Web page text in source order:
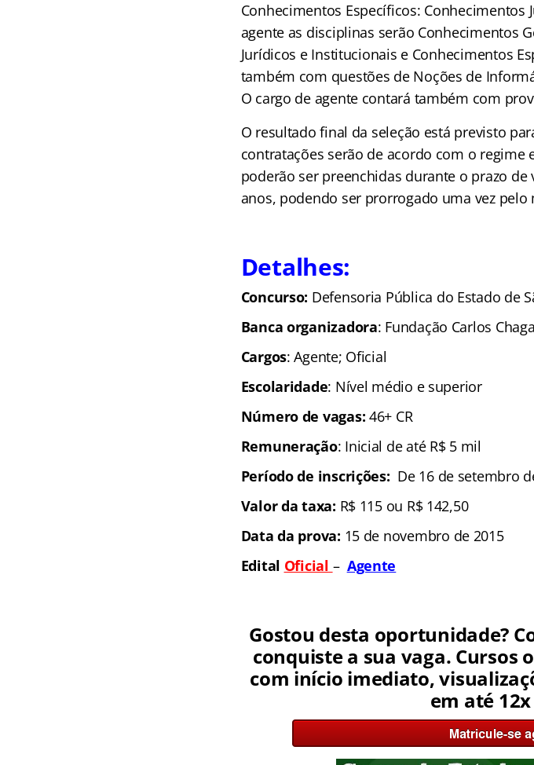
Conhecimentos Específicos: Conhecimentos
agente as disciplinas serão Conhecimentos
Jurídicos e Institucionais e Conhecimentos
também com questões de Noções de
O cargo de agente contará também com
O resultado final da seleção está previsto
contratações serão de acordo com o
poderão ser preenchidas durante o prazo
anos, podendo ser prorrogado uma vez
Detalhes:
Concurso: Defensoria Pública do Estado de
Banca organizadora: Fundação Carlos
Cargos: Agente; Oficial
Escolaridade: Nível médio e superior
Número de vagas: 46+ CR
Remuneração: Inicial de até R$ 5 mil
Período de inscrições: De 16 de setembro
Valor da taxa: R$ 115 ou R$ 142,50
Data da prova: 15 de novembro de 2015
Edital Oficial – Agente
Gostou desta oportunidade?
conquiste a sua vaga.
com início imediato,
em até